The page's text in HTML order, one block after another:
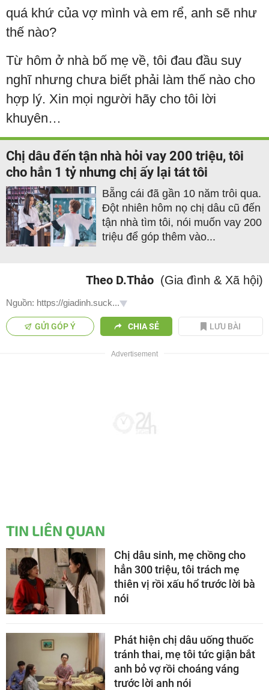
quá khứ của vợ mình và em rể, anh sẽ như
thế nào?
Từ hôm ở nhà bố mẹ về, tôi đau đầu suy
nghĩ nhưng chưa biết phải làm thế nào cho
hợp lý. Xin mọi người hãy cho tôi lời
khuyên…
Chị dâu đến tận nhà hỏi vay 200 triệu, tôi
cho hẳn 1 tỷ nhưng chị ấy lại tát tôi
Bẵng cái đã gần 10 năm trôi qua.
Đột nhiên hôm nọ chị dâu cũ đến
tận nhà tìm tôi, nói muốn vay 200
triệu để góp thêm vào...
Theo D.Thảo (Gia đình & Xã hội)
Nguồn: https://giadinh.suck...
GỬI GÓP Ý CHIA SẺ LƯU BÀI
TIN LIÊN QUAN
Chị dâu sinh, mẹ chồng cho
hẳn 300 triệu, tôi trách mẹ
thiên vị rồi xấu hổ trước lời bà
nói
Phát hiện chị dâu uống thuốc
tránh thai, mẹ tôi tức giận bắt
anh bỏ vợ rồi choáng váng
trước lời anh nói